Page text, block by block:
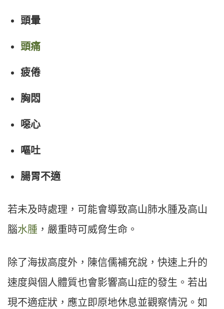
頭暈
頭痛
疲倦
胸悶
噁心
嘔吐
腸胃不適
若未及時處理，可能會導致高山肺水腫及高山
腦水腫 ，嚴重時可威脅生命。
除了海拔高度外，陳信儒補充說，快速上升的
速度與個人體質也會影響高山症的發生。若出
現不適症狀，應立即原地休息並觀察情況。如